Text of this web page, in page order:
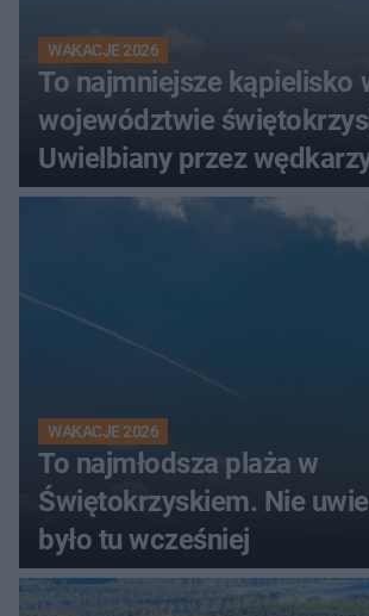
WAKACJE 2026
To najmniejsze kąpielisko
województwie
Uwielbiany przez
turystów
WAKACJE 2026
To najmłodsza plaża w
Świętokrzyskiem. Nie
było tu wcześniej